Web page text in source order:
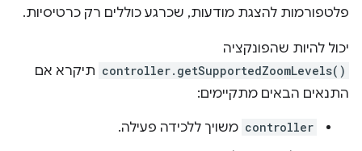
פלטפורמות להצגת מודעות, שכרגע כוללים רק כרטיסיות.
יכול להיות שהפונקציה
controller.getSupportedZoomLevels() תיקרא אם
התנאים הבאים מתקיימים:
controller משויך ללכידה פעילה.